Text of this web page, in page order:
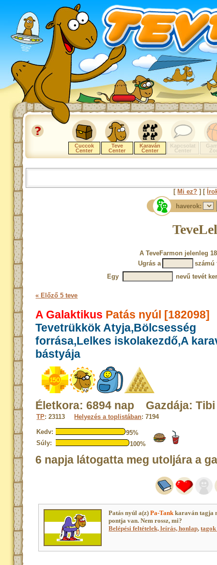
Cuccok
Center
Teve
Center
Karaván
Center
Kapcsolat
Center
[ Mi ez? ] [
haverok:
A TeveFarmon jelenleg
Ugrás a
számú
Egy
nevű tevét
« Előző 5 teve
A Galaktikus Patás nyúl [182098]
Tevetrükkök Atyja,Bölcsesség
forrása,Lelkes iskolakezdő,A
bástyája
Életkora: 6894 nap Gazdája: Tibi
TP: 23113 Helyezés a toplistában: 7194
Kedv:
95%
Súly:
100%
6 napja látogatta meg utoljára a
Patás nyúl a(z)Pa-Tankkaraván tagja
pontja van. Nem rossz, mi?
Belépési feltételek, leírás, honlap,